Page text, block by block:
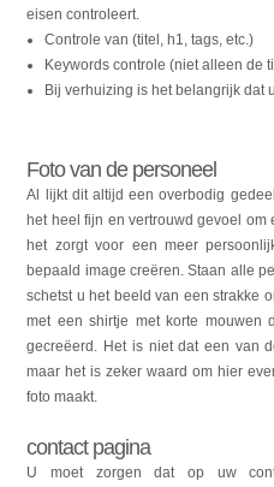
eisen controleert.
Controle van (titel, h1, tags, etc.)
Keywords controle (niet alleen de
Bij verhuizing is het belangrijk dat
Foto van de personeel
Al lijkt dit altijd een overbodig
het heel fijn en vertrouwd gevoel
het zorgt voor een meer
bepaald image creëren. Staan alle
schetst u het beeld van een strakke
met een shirtje met korte mouwen
gecreëerd. Het is niet dat een van
maar het is zeker waard om hier
foto maakt.
contact pagina
U moet zorgen dat op uw